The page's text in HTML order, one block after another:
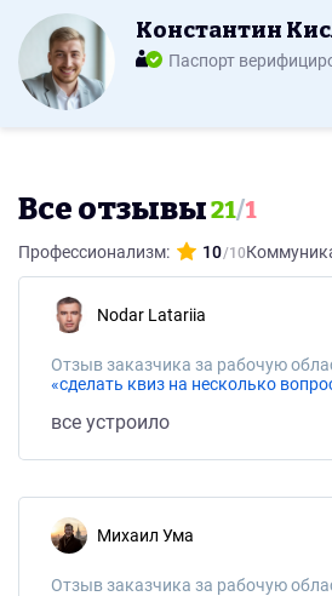
Константин
Паспорт
Все отзывы21/1
Профессионализм: 10
Nodar Latariia
Отзыв заказчика за рабочую
«сделать квиз на несколько
все устроило
Михаил Ума
Отзыв заказчика за рабочую